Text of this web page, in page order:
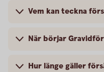
Vem kan teckna
När börjar
Hur länge gäller